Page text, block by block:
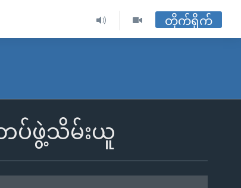
တိုက်ရိုက်
တပ်ဖွဲ့သိမ်းယူ